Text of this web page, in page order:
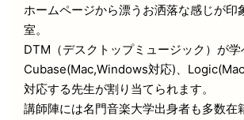
ホームページから漂うお洒落な感じが印
室。
DTM（デスクトップミュージック）が学
Cubase(Mac,Windows対応)、
対応する先生が割り当てられます。
講師陣には名門音楽大学出身者も多数在